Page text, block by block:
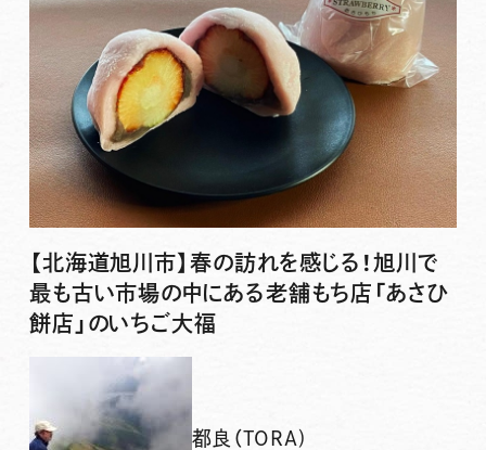
【北海道旭川市】春の訪れを感じる！旭川で
最も古い市場の中にある老舗もち店「あさひ
餅店」のいちご大福
都良（TORA)